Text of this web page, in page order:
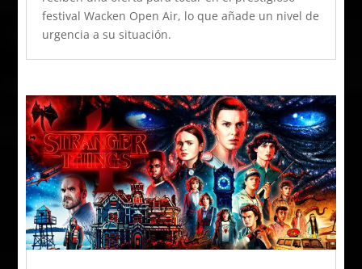
festival Wacken Open Air, lo que añade un nivel de
urgencia a su situación.